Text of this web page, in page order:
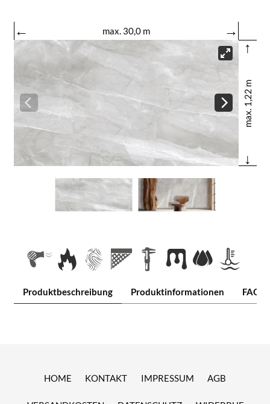
← max. 30,0 m
→
↑
max. 1,22 m
↓
Produktbeschreibung Produktinformationen FAQ
HOME KONTAKT IMPRESSUM AGB